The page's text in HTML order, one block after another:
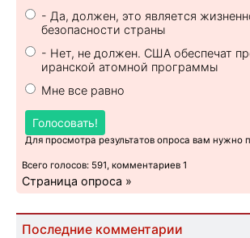
- Да, должен, это является
безопасности страны
- Нет, не должен. США обеспечат
иранской атомной программы
Мне все равно
Голосовать!
Для просмотра результатов опроса вам нужно
Всего голосов: 591, комментариев 1
Страница опроса »
Последние комментарии